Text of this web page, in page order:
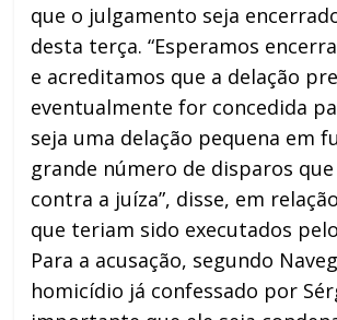
que o julgamento seja
desta terça. “Esperamos
e acreditamos que a delação
eventualmente for concedida
seja uma delação pequena em
grande número de disparos
contra a juíza”, disse, em
que teriam sido executados
Para a acusação, segundo
homicídio já confessado por